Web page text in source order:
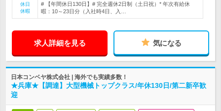
休日
休暇
# 【年間休日130日】# 完全週休2日制（土日祝）* 年次有給休
暇：10～23日分（入社時4日、入…
求人詳細を見る 気になる
日本コンベヤ株式会社 | 海外でも実績多数！
★兵庫★【調達】大型機械トップクラス/年休130日/第二新卒歓
迎